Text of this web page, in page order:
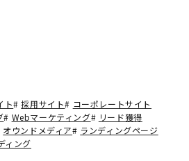
ト#採用サイト# コーポレートサイト
# Webマーケティング# リード獲得
オウンドメディア# ランディングページ
ィング